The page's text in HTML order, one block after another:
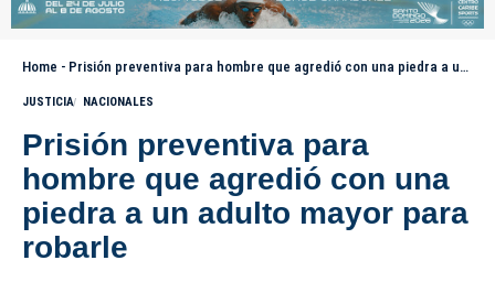
Home - Prisión preventiva para hombre que agredió con una piedra a un adulto mayor para robarle
JUSTICIA NACIONALES
Prisión preventiva para
hombre que agredió con una
piedra a un adulto mayor para
robarle